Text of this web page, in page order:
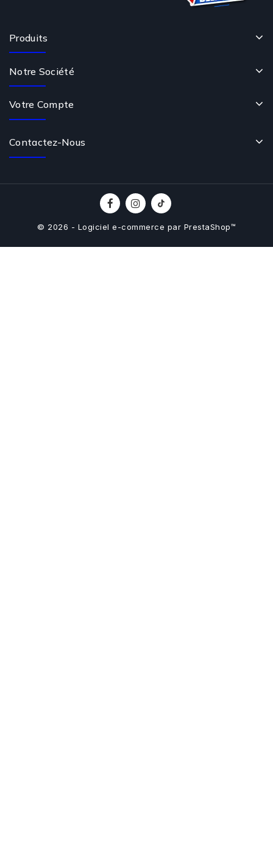
Produits
Notre Société
Votre Compte
Contactez-Nous
© 2026 - Logiciel e-commerce par PrestaShop™